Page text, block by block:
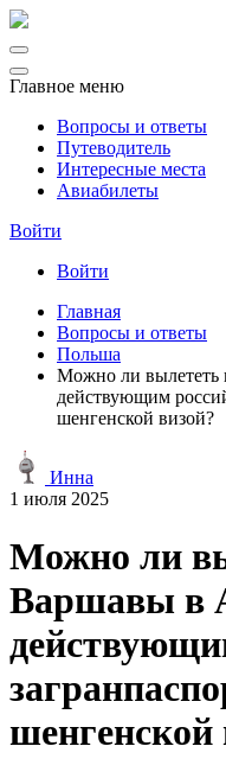
Главное меню
Вопросы и ответы
Путеводитель
Интересные места
Авиабилеты
Войти
Войти
Главная
Вопросы и ответы
Польша
Можно ли
действующим
шенгенской визой?
Инна
1 июля 2025
Можно ли
Варшавы в
шенгенской